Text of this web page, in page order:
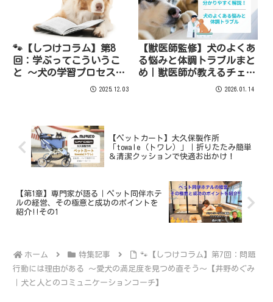
🐾【しつけコラム】第8
回：学ぶってこういうこ
と 〜犬の学習プロセスを
知ろう〜【井野めぐみ｜犬
2025.12.03
【獣医師監修】犬のよくあ
る悩みと体調トラブルまと
め｜獣医師が教えるチェッ
2026.01.14
【ペットカート】大久保製作所
「towale（トワレ）」｜折りたたみ簡単
＆清潔クッションで快適お出かけ！
【第1章】専門家が語る｜ペット同伴ホテ
ルの経営、その極意と成功のポイントを
紹介!!その1
ホーム 特集記事
🐾【しつけコラム】第7回：問題
行動には理由がある 〜愛犬の満足度を見つめ直そう〜【井野めぐみ
｜犬と人とのコミュニケーションコーチ】